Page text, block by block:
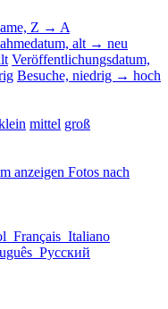
Z → A
alt → neu
Veröffentlichungsdatum,
Besuche, niedrig → hoch
mittel groß
anzeigen Fotos nach
Français Italiano
Русский